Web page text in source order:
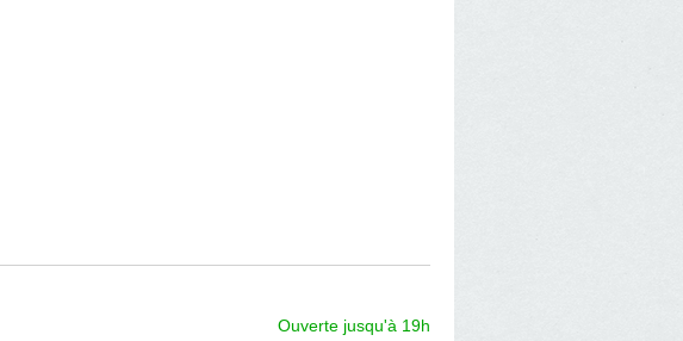
Ouverte jusqu'à 19h